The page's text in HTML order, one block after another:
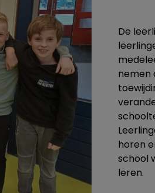
De
nemen
horen
school
leren.